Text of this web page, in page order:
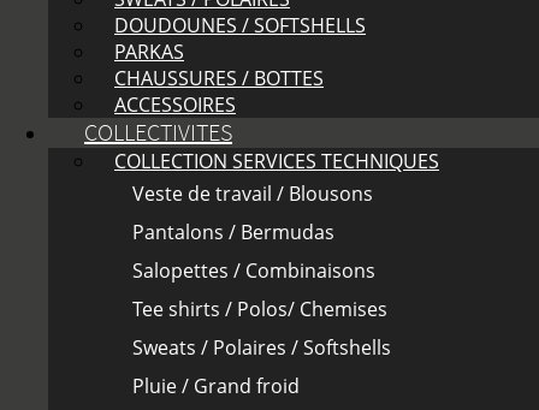
DOUDOUNES / SOFTSHELLS
PARKAS
CHAUSSURES / BOTTES
ACCESSOIRES
COLLECTIVITES
COLLECTION SERVICES TECHNIQUES
Veste de travail / Blousons
Pantalons / Bermudas
Salopettes / Combinaisons
Tee shirts / Polos/ Chemises
Sweats / Polaires / Softshells
Pluie / Grand froid